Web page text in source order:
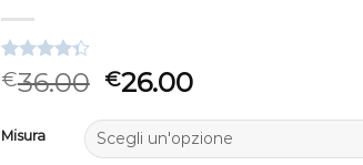
Valutato
4.33su 5
3
recensioni
€36.00 €26.00
Misura